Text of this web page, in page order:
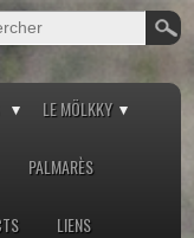
LE MÖLKKY
PALMARÈS
LIENS